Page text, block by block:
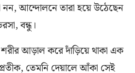
নন, আন্দোলনে তারা হয়ে উঠেছেন
বন্ধু।
আড়াল করে দাঁড়িয়ে থাকা এক
তেমনি দেয়ালে আঁকা সেই